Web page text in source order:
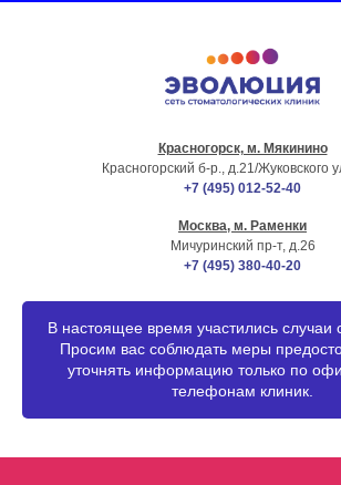
Красногорск, м. Мякинино
Красногорский б-р., д.21/Жуковского
+7 (495) 012-52-40
Москва, м. Раменки
Мичуринский пр-т, д.26
+7 (495) 380-40-20
В настоящее время участились случаи
Просим вас соблюдать меры
уточнять информацию только по
телефонам клиник.